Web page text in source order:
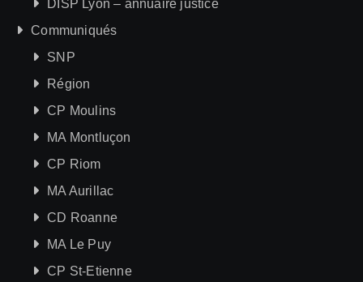
DISP Lyon – annuaire justice
Communiqués
SNP
Région
CP Moulins
MA Montluçon
CP Riom
MA Aurillac
CD Roanne
MA Le Puy
CP St-Etienne